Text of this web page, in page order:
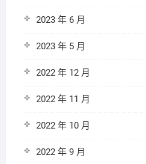
2023 年 6 月
2023 年 5 月
2022 年 12 月
2022 年 11 月
2022 年 10 月
2022 年 9 月